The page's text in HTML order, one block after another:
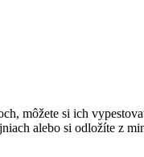
môžete si ich
alebo si odložíte z